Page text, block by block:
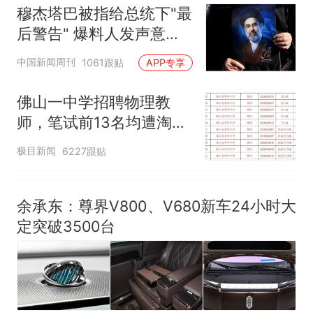
热 那个在床头放菜刀的女孩，
因老师一句“跟我回家”改写了
人生
穆杰塔巴被指给总统下"最
后警告" 爆料人发声意味
深长
中国新闻周刊 1061跟贴 APP专享
佛山一中学招聘物理教
师，笔试前13名均遭淘
汰？教育局：已叫停招
聘，成立调查组全面核查
极目新闻 6227跟贴
余承东：尊界V800、V680新车24小时大
定突破3500台